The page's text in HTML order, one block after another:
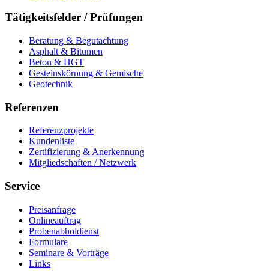
Tätigkeitsfelder / Prüfungen
Beratung & Begutachtung
Asphalt & Bitumen
Beton & HGT
Gesteinskörnung & Gemische
Geotechnik
Referenzen
Referenzprojekte
Kundenliste
Zertifizierung & Anerkennung
Mitgliedschaften / Netzwerk
Service
Preisanfrage
Onlineauftrag
Probenabholdienst
Formulare
Seminare & Vorträge
Links